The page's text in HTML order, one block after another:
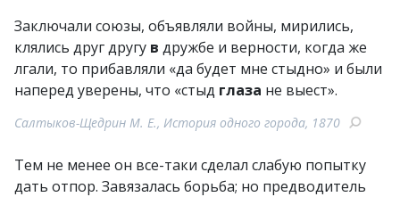
Заключали союзы, объявляли войны, мирились,
клялись друг другу в дружбе и верности, когда же
лгали, то прибавляли «да будет мне стыдно» и были
наперед уверены, что «стыд глаза не выест».
Салтыков-Щедрин М. Е., История одного города, 1870
Тем не менее он все-таки сделал слабую попытку
дать отпор. Завязалась борьба; но предводитель